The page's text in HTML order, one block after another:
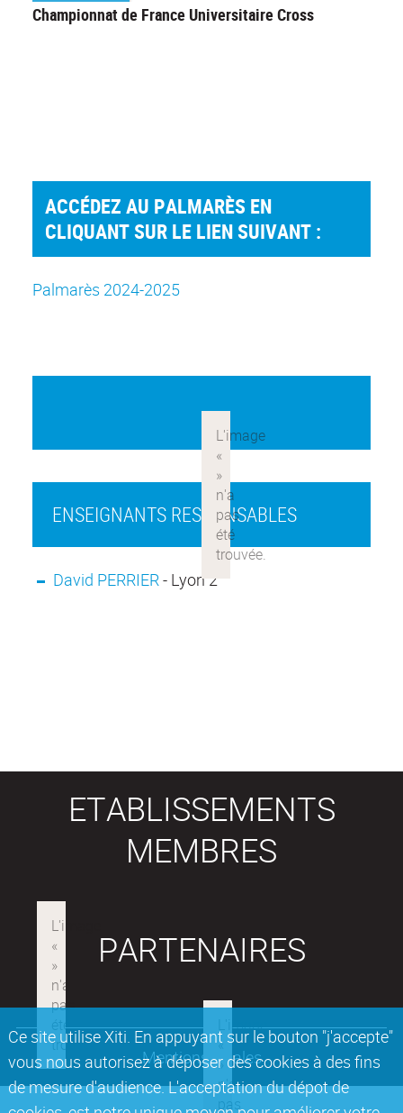
Ce site utilise Xiti. En appuyant sur le bouton "j'accepte"
vous nous autorisez à déposer des cookies à des fins
de mesure d'audience. L'acceptation du dépot de
Championnat de France Universitaire Cross
ACCÉDEZ AU PALMARÈS EN
CLIQUANT SUR LE LIEN SUIVANT :
Palmarès 2024-2025
ENSEIGNANTS RESPONSABLES
David PERRIER- Lyon 2
ETABLISSEMENTS
MEMBRES
PARTENAIRES
Mentions légales